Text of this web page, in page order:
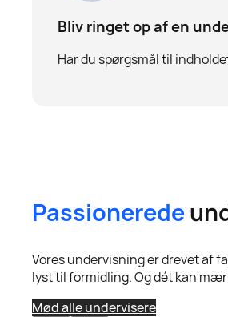
Bliv ringet op af en
Har du spørgsmål til
Passionerede
Vores undervisning er drevet af
lyst til formidling. Og dét kan
Mød alle undervisere